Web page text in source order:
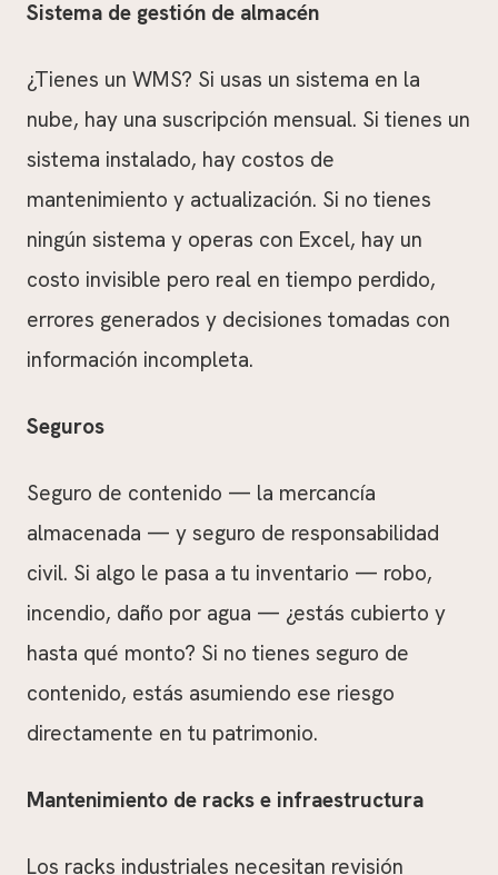
Sistema de gestión de almacén
¿Tienes un WMS? Si usas un sistema en la
nube, hay una suscripción mensual. Si tienes un
sistema instalado, hay costos de
mantenimiento y actualización. Si no tienes
ningún sistema y operas con Excel, hay un
costo invisible pero real en tiempo perdido,
errores generados y decisiones tomadas con
información incompleta.
Seguros
Seguro de contenido — la mercancía
almacenada — y seguro de responsabilidad
civil. Si algo le pasa a tu inventario — robo,
incendio, daño por agua — ¿estás cubierto y
hasta qué monto? Si no tienes seguro de
contenido, estás asumiendo ese riesgo
directamente en tu patrimonio.
Mantenimiento de racks e infraestructura
Los racks industriales necesitan revisión